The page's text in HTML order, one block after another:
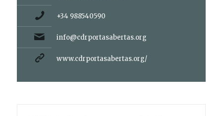
+34 988540590
info@cdrportasabertas.org
www.cdrportasabertas.org/